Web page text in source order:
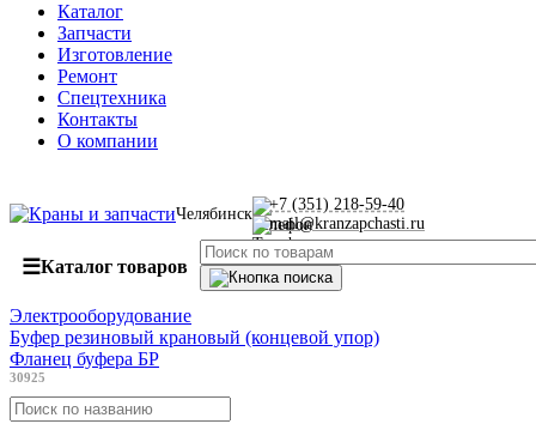
Каталог
Запчасти
Изготовление
Ремонт
Спецтехника
Контакты
О компании
Челябинск
+7 (351) 218-59-40
mail@kranzapchasti.ru
☰Каталог товаров
Электрооборудование
Буфер резиновый крановый (концевой упор)
Фланец буфера БР
30925